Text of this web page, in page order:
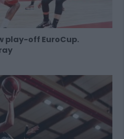
play-off EuroCup.